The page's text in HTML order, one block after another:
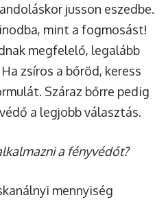
jusson eszedbe.
mint a fogmosást!
megfelelő, legalább
Ha zsíros a bőröd, keress
Száraz bőrre pedig
a legjobb választás.
a fényvédőt?
mennyiség